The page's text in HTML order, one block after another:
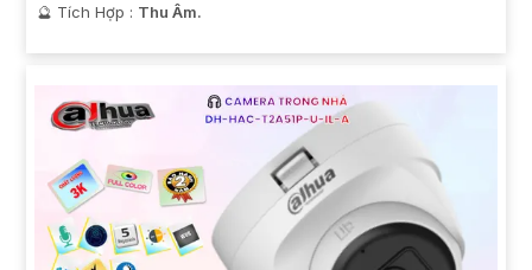
️🔮 Tích Hợp : Thu Âm.